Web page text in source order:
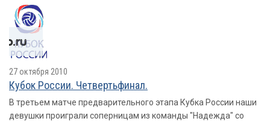
27 октября 2010
Кубок России. Четвертьфинал.
В третьем матче предварительного этапа Кубка России наши
девушки проиграли соперницам из команды "Надежда" со